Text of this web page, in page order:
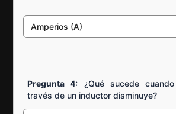
Amperios (A)
Pregunta 4: ¿Qué sucede
través de un inductor disminuye?